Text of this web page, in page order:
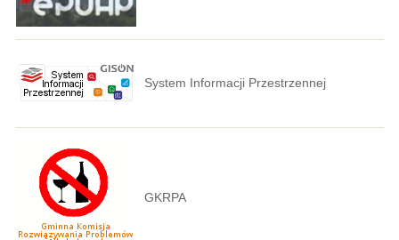
System Informacji Przestrzennej
GKRPA